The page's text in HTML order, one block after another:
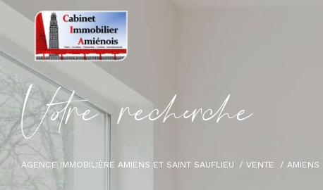
Vore recece
AGENCE IMMOBILIÈRE AMIENS ET SAINT SAUFLIEU VENTE AMIENS